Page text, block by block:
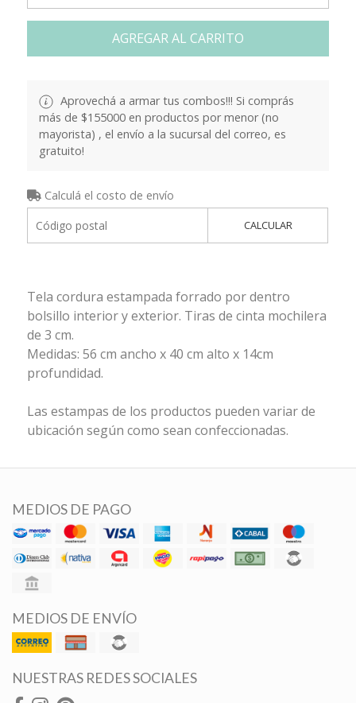
AGREGAR AL CARRITO
Aprovechá a armar tus combos!!! Si comprás
más de $155000 en productos por menor (no
mayorista) , el envío a la sucursal del correo, es
gratuito!
Calculá el costo de envío
CALCULAR
Tela cordura estampada forrado por dentro
bolsillo interior y exterior. Tiras de cinta mochilera
de 3 cm.
Medidas: 56 cm ancho x 40 cm alto x 14cm
profundidad.
Las estampas de los productos pueden variar de
ubicación según como sean confeccionadas.
MEDIOS DE PAGO
MEDIOS DE ENVÍO
NUESTRAS REDES SOCIALES